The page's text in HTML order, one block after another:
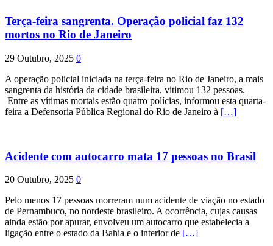
Terça-feira sangrenta. Operação policial faz 132
mortos no Rio de Janeiro
29 Outubro, 2025 0
A operação policial iniciada na terça-feira no Rio de Janeiro, a mais
sangrenta da história da cidade brasileira, vitimou 132 pessoas.
Entre as vítimas mortais estão quatro polícias, informou esta quarta-
feira a Defensoria Pública Regional do Rio de Janeiro à […]
Acidente com autocarro mata 17 pessoas no Brasil
20 Outubro, 2025 0
Pelo menos 17 pessoas morreram num acidente de viação no estado
de Pernambuco, no nordeste brasileiro. A ocorrência, cujas causas
ainda estão por apurar, envolveu um autocarro que estabelecia a
ligação entre o estado da Bahia e o interior de […]